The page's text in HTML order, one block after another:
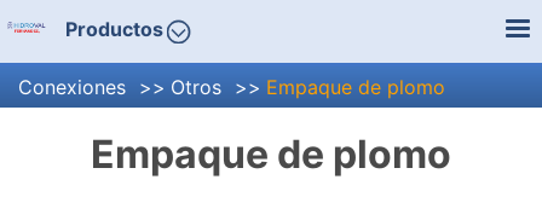
Productos
Conexiones Otros Empaque de plomo
Empaque de plomo